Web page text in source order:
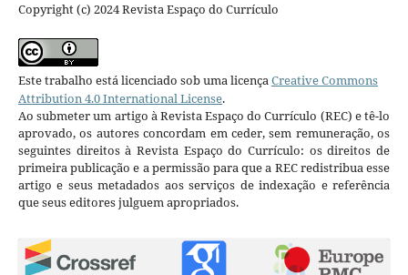
Copyright (c) 2024 Revista Espaço do Currículo
Este trabalho está licenciado sob uma licençaCreative Commons
Attribution 4.0 International License.
Ao submeter um artigo à Revista Espaço do Currículo (REC) e tê-lo
aprovado, os autores concordam em ceder, sem remuneração, os
seguintes direitos à Revista Espaço do Currículo: os direitos de
primeira publicação e a permissão para que a REC redistribua esse
artigo e seus metadados aos serviços de indexação e referência
que seus editores julguem apropriados.